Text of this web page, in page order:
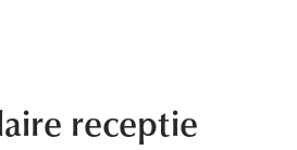
receptie